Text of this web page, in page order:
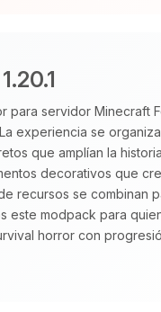
para servidor Minecraft
experiencia se
que amplían la
decorativos que
recursos se combinan
este modpack para
horror con